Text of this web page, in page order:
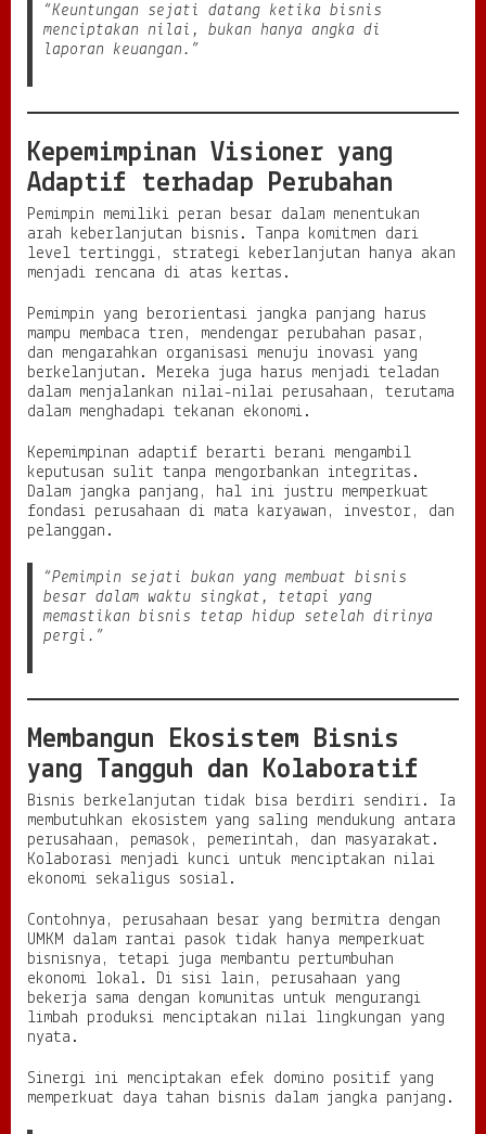
“Keuntungan sejati datang ketika bisnis
menciptakan nilai, bukan hanya angka di
laporan keuangan.”
Kepemimpinan Visioner yang
Adaptif terhadap Perubahan
Pemimpin memiliki peran besar dalam menentukan
arah keberlanjutan bisnis. Tanpa komitmen dari
level tertinggi, strategi keberlanjutan hanya akan
menjadi rencana di atas kertas.
Pemimpin yang berorientasi jangka panjang harus
mampu membaca tren, mendengar perubahan pasar,
dan mengarahkan organisasi menuju inovasi yang
berkelanjutan. Mereka juga harus menjadi teladan
dalam menjalankan nilai-nilai perusahaan, terutama
dalam menghadapi tekanan ekonomi.
Kepemimpinan adaptif berarti berani mengambil
keputusan sulit tanpa mengorbankan integritas.
Dalam jangka panjang, hal ini justru memperkuat
fondasi perusahaan di mata karyawan, investor, dan
pelanggan.
“Pemimpin sejati bukan yang membuat bisnis
besar dalam waktu singkat, tetapi yang
memastikan bisnis tetap hidup setelah dirinya
pergi.”
Membangun Ekosistem Bisnis
yang Tangguh dan Kolaboratif
Bisnis berkelanjutan tidak bisa berdiri sendiri. Ia
membutuhkan ekosistem yang saling mendukung antara
perusahaan, pemasok, pemerintah, dan masyarakat.
Kolaborasi menjadi kunci untuk menciptakan nilai
ekonomi sekaligus sosial.
Contohnya, perusahaan besar yang bermitra dengan
UMKM dalam rantai pasok tidak hanya memperkuat
bisnisnya, tetapi juga membantu pertumbuhan
ekonomi lokal. Di sisi lain, perusahaan yang
bekerja sama dengan komunitas untuk mengurangi
limbah produksi menciptakan nilai lingkungan yang
nyata.
Sinergi ini menciptakan efek domino positif yang
memperkuat daya tahan bisnis dalam jangka panjang.